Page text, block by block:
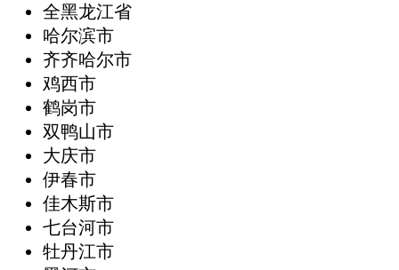
全黑龙江省
哈尔滨市
齐齐哈尔市
鸡西市
鹤岗市
双鸭山市
大庆市
伊春市
佳木斯市
七台河市
牡丹江市